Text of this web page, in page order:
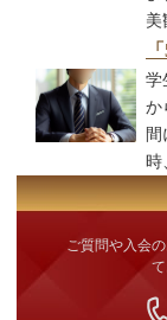
美
学
か
時
ご質問や入会